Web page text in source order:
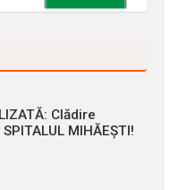
Clădire
MIHĂEȘTI!